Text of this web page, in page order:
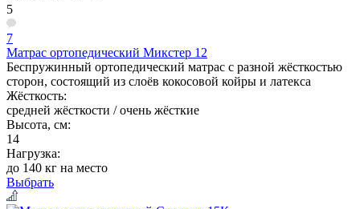
5
7
Матрас ортопедический Микстер 12
Беспружинный ортопедический матрас с разной жёсткостью
сторон, состоящий из слоёв кокосовой койры и латекса
Жёсткость:
средней жёсткости / очень жёсткие
Высота, см:
14
Нагрузка:
до 140 кг на место
Выбрать